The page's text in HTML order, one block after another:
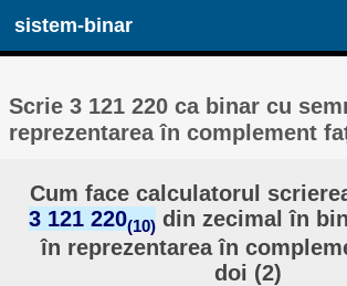
sistem-binar
Scrie 3 121 220 ca binar cu
reprezentarea în complement
Cum face calculatorul
3 121 220(10) din zecimal în
în reprezentarea în
doi (2)